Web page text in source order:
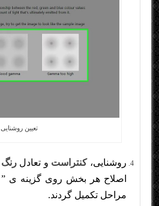
تعیین روشنایی
روشنایی، کنتراست و تعادلرنگ
مراحل تکمیل گردند.